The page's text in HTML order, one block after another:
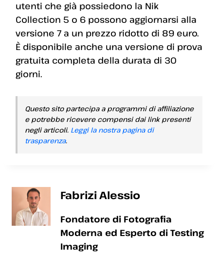
utenti che già possiedono la Nik
Collection 5 o 6 possono aggiornarsi alla
versione 7 a un prezzo ridotto di 89 euro.
È disponibile anche una versione di prova
gratuita completa della durata di 30
giorni.
Questo sito partecipa a programmi di affiliazione
e potrebbe ricevere compensi dai link presenti
negli articoli. Leggi la nostra pagina di
trasparenza.
Fabrizi Alessio
Fondatore di Fotografia
Moderna ed Esperto di Testing
Imaging